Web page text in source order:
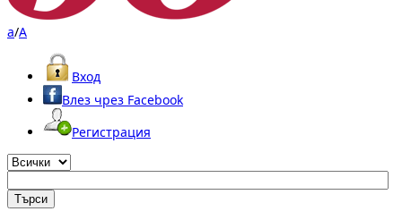
a/A
Вход
Влез чрез Facebook
Регистрация